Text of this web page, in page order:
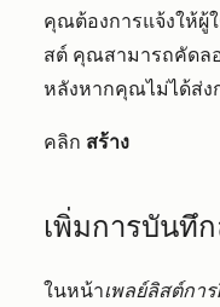
คุณต้องการแจ้งให้ผู้
สต์ คุณสามารถคัดล
หลังหากคุณไม่ได้ส่ง
คลิก สร้าง
เพิ่มการบันทึ
ในหน้าเพลย์ลิสต์กา